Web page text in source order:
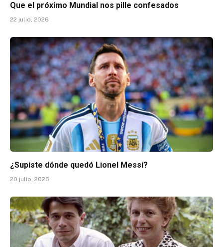
Que el próximo Mundial nos pille confesados
22 julio, 2026
¿Supiste dónde quedó Lionel Messi?
20 julio, 2026